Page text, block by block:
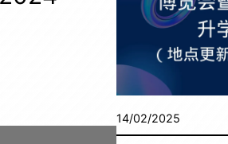
14/02/2025